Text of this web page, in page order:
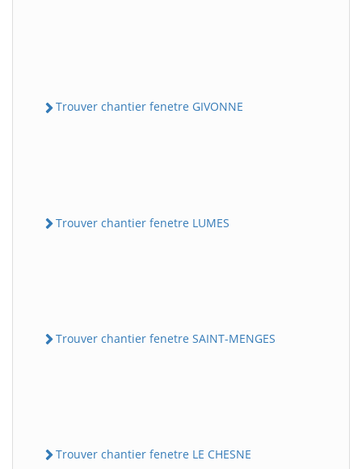
Trouver chantier fenetre GIVONNE
Trouver chantier fenetre LUMES
Trouver chantier fenetre SAINT-MENGES
Trouver chantier fenetre LE CHESNE